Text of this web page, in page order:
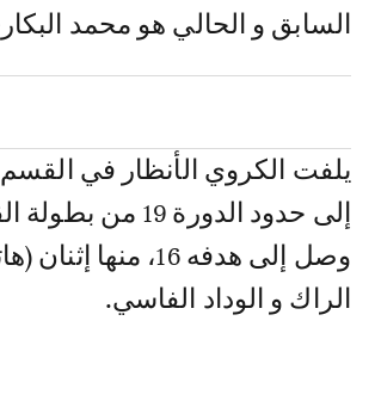
السابق و الحالي هو محمد
يلفت الكروي الأنظار في
إلى حدود الدورة 19
وصل إلى هدفه 16، منها
الراك و الوداد الفاسي.